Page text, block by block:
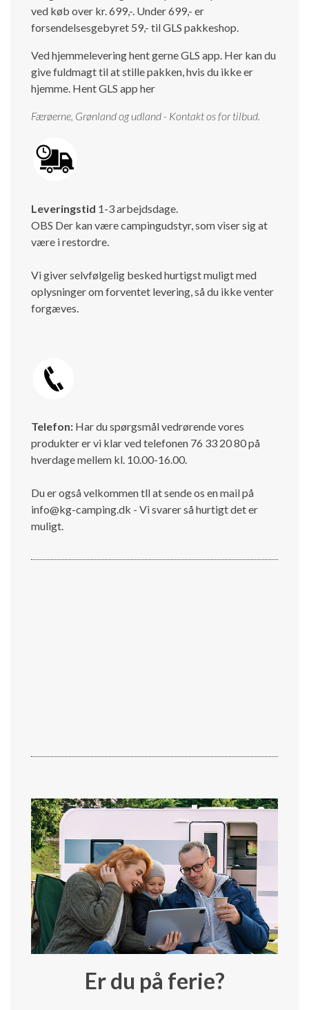
ved køb over kr. 699,-. Under 699,- er
forsendelsesgebyret 59,- til GLS pakkeshop.
Ved hjemmelevering hent gerne GLS app. Her kan du
give fuldmagt til at stille pakken, hvis du ikke er
hjemme. Hent GLS app her
Færøerne, Grønland og udland - Kontakt os for tilbud.
Leveringstid 1-3 arbejdsdage.
OBS Der kan være campingudstyr, som viser sig at
være i restordre.
Vi giver selvfølgelig besked hurtigst muligt med
oplysninger om forventet levering, så du ikke venter
forgæves.
Telefon: Har du spørgsmål vedrørende vores
produkter er vi klar ved telefonen 76 33 20 80 på
hverdage mellem kl. 10.00-16.00.
Du er også velkommen tll at sende os en mail på
info@kg-camping.dk - Vi svarer så hurtigt det er
muligt.
Er du på ferie?